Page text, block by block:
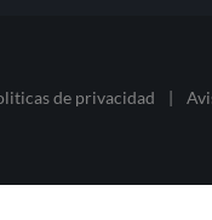
de privacidad |